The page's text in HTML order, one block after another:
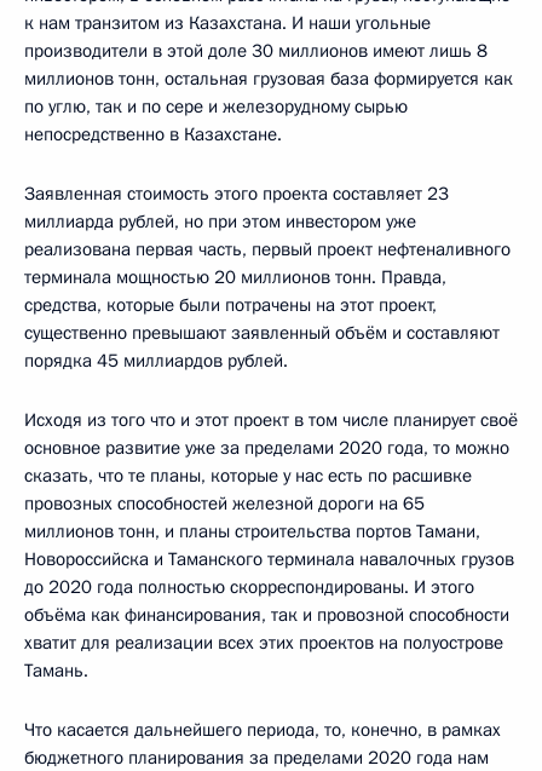
к нам транзитом из Казахстана. И наши угольные
производители в этой доле 30 миллионов имеют лишь 8
миллионов тонн, остальная грузовая база формируется как
по углю, так и по сере и железорудному сырью
непосредственно в Казахстане.
Заявленная стоимость этого проекта составляет 23
миллиарда рублей, но при этом инвестором уже
реализована первая часть, первый проект нефтеналивного
терминала мощностью 20 миллионов тонн. Правда,
средства, которые были потрачены на этот проект,
существенно превышают заявленный объём и составляют
порядка 45 миллиардов рублей.
Исходя из того что и этот проект в том числе планирует своё
основное развитие уже за пределами 2020 года, то можно
сказать, что те планы, которые у нас есть по расшивке
провозных способностей железной дороги на 65
миллионов тонн, и планы строительства портов Тамани,
Новороссийска и Таманского терминала навалочных грузов
до 2020 года полностью скорреспондированы. И этого
объёма как финансирования, так и провозной способности
хватит для реализации всех этих проектов на полуострове
Тамань.
Что касается дальнейшего периода, то, конечно, в рамках
бюджетного планирования за пределами 2020 года нам